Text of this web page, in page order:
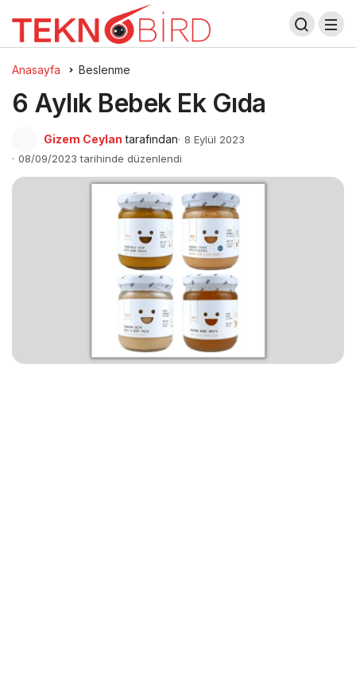
Anasayfa Beslenme
6 Aylık Bebek Ek Gıda
Gizem Ceylan tarafından
8 Eylül 2023
08/09/2023 tarihinde düzenlendi